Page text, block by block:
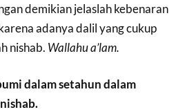
demikian jelaslah kebenaran
adanya dalil yang cukup
nishab. Wallahu a’lam.
dalam setahun dalam